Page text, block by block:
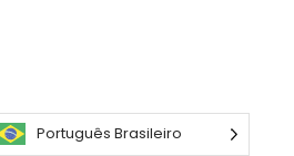
Português Brasileiro